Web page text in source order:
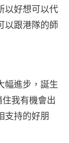
以好想可以代
以跟港隊的師
幅進步，誕生
我有機會出
支持的好朋